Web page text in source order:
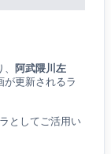
阿武隈川左
が更新されるラ
としてご活用い